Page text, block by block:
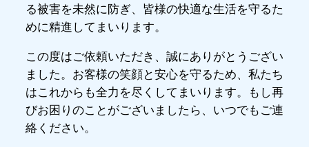
る被害を未然に防ぎ、皆様の快適な生活を守るた
めに精進してまいります。
この度はご依頼いただき、誠にありがとうござい
ました。お客様の笑顔と安心を守るため、私たち
はこれからも全力を尽くしてまいります。もし再
びお困りのことがございましたら、いつでもご連
絡ください。